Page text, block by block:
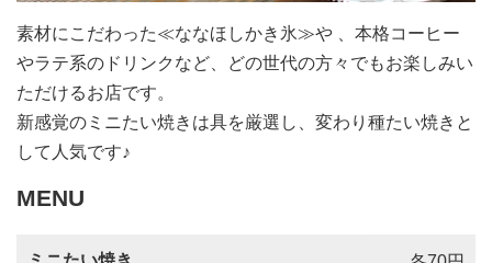
素材にこだわった≪ななほしかき氷≫や 、本格コーヒー
やラテ系のドリンクなど、どの世代の方々でもお楽しみい
ただけるお店です。
新感覚のミニたい焼きは具を厳選し、変わり種たい焼きと
して人気です♪
MENU